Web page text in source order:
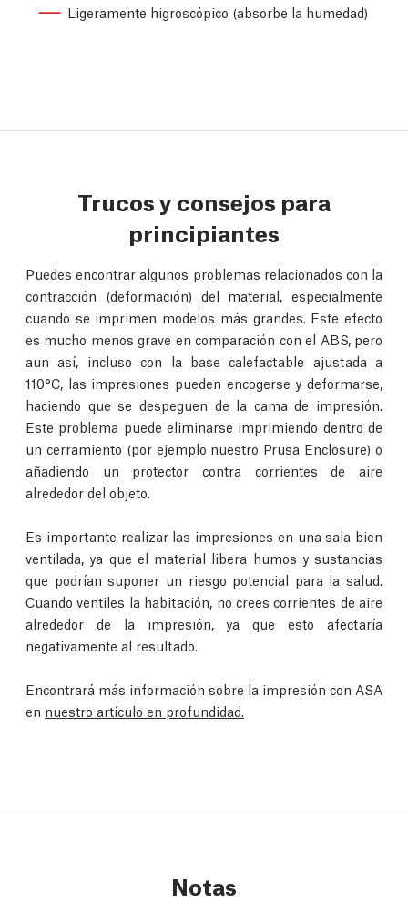
Ligeramente higroscópico (absorbe la humedad)
Trucos y consejos para
principiantes
Puedes encontrar algunos problemas relacionados con la
contracción (deformación) del material, especialmente
cuando se imprimen modelos más grandes. Este efecto
es mucho menos grave en comparación con el ABS, pero
aun así, incluso con la base calefactable ajustada a
110°C, las impresiones pueden encogerse y deformarse,
haciendo que se despeguen de la cama de impresión.
Este problema puede eliminarse imprimiendo dentro de
un cerramiento (por ejemplo nuestro Prusa Enclosure) o
añadiendo un protector contra corrientes de aire
alrededor del objeto.
Es importante realizar las impresiones en una sala bien
ventilada, ya que el material libera humos y sustancias
que podrían suponer un riesgo potencial para la salud.
Cuando ventiles la habitación, no crees corrientes de aire
alrededor de la impresión, ya que esto afectaría
negativamente al resultado.
Encontrará más información sobre la impresión con ASA
en nuestro artículo en profundidad.
Notas